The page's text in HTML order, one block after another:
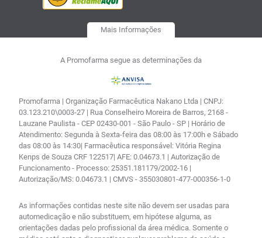
Mais Informações
A Promofarma segue as determinações da
Promofarma | Organização Farmacêutica Nakano Ltda | CNPJ:
03.123.210\0003-27 | Rua Conselheiro Moreira de Barros, 2168 -
Lauzane Paulista - CEP 02430-001 - São Paulo - SP | Horário de
Atendimento: Segunda à Sexta-feira das 08:00 às 17:00h e Sábado
das 08:00 às 14:30| Farmacêutica responsável: Vitória Regina
Kenps de Souza CRF 122517| AFE: 0.04673.1 | Autorização de
Funcionamento - Processo: 25351.181179/2002-16 |
Autorização/MS: 0.04673.1 | CMVS - 355030801-477-000356-1-0
As informações contidas neste site não devem ser usadas para
automedicação e não substituem, em hipótese alguma, as
orientações dadas pelo profissional da área médica. Somente o